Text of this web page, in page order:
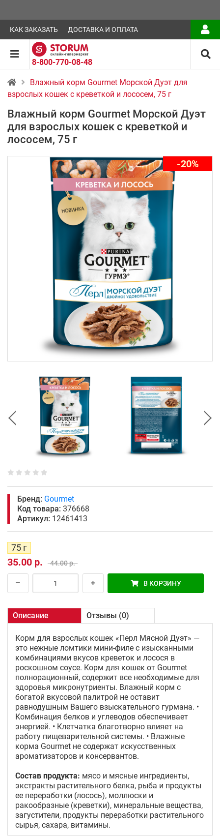
КАК ЗАКАЗАТЬ ДОСТАВКА И ОПЛАТА
8-800-770-08-48
Влажный корм Gourmet Морской Дуэт для
взрослых кошек с креветкой и лососем, 75 г
Влажный корм Gourmet Морской Дуэт
для взрослых кошек с креветкой и
лососем, 75 г
-20%
Бренд: Gourmet
Код товара: 376668
Артикул: 12461413
75 г
35.00 р. 44.00 р.
В КОРЗИНУ
Описание Отзывы (0)
Корм для взрослых кошек «Перл Мясной Дуэт» —
это нежные ломтики мини-филе с изысканными
комбинациями вкусов креветок и лосося в
роскошном соусе. Корм для кошек от Gourmet
полнорационный, содержит все необходимые для
здоровья микронутриенты. Влажный корм с
богатой вкусовой палитрой не оставит
равнодушным Вашего взыскательного гурмана. •
Комбинация белков и углеводов обеспечивает
энергией. • Клетчатка благотворно влияет на
работу пищеварительной системы. • Влажные
корма Gourmet не содержат искусственных
ароматизаторов и консервантов.
Состав продукта: мясо и мясные ингредиенты,
экстракты растительного белка, рыба и продукты
ее переработки (лосось), моллюски и
ракообразные (креветки), минеральные вещества,
загустители, продукты переработки растительного
сырья, сахара, витамины.